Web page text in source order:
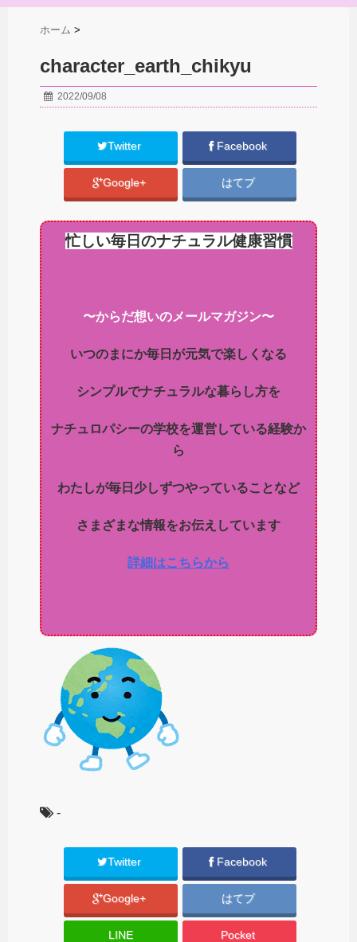
ホーム >
character_earth_chikyu
2022/09/08
Twitter Facebook
Google+ はてブ
忙しい毎日のナチュラル健康習慣
〜からだ想いのメールマガジン〜
いつのまにか毎日が元気で楽しくなる
シンプルでナチュラルな暮らし方を
ナチュロパシーの学校を運営している経験か
ら
わたしが毎日少しずつやっていることなど
さまざまな情報をお伝えしています
詳細はこちらから
-
Twitter Facebook
Google+ はてブ
LINE Pocket